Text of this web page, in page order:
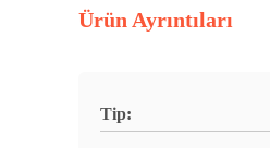
Ürün Ayrıntıları
Tip: